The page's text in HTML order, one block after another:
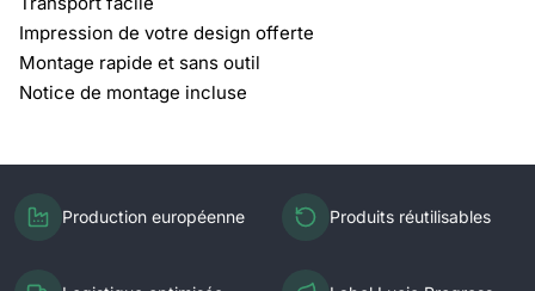
Impression de votre design offerte
Montage rapide et sans outil
Notice de montage incluse
Production européenne Produits réutilisables